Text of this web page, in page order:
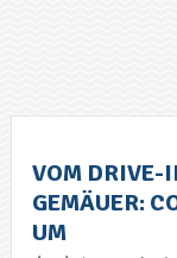
VOM DRIVE-
GEMÄUER:
UM